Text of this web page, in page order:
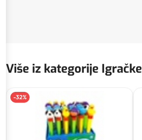
Više iz kategorije Igračke
-32%